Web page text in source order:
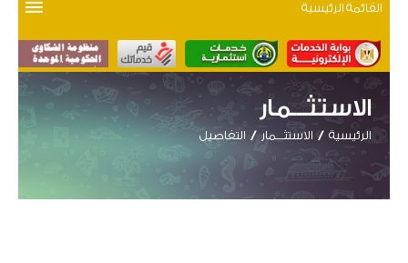
القائمة الرئيسية
الاستثـــمار
الرئيسية الاستثـــمار التفاصيل